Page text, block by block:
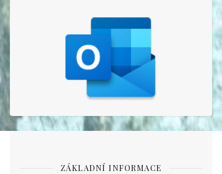
ZÁKLADNÍ INFORMACE